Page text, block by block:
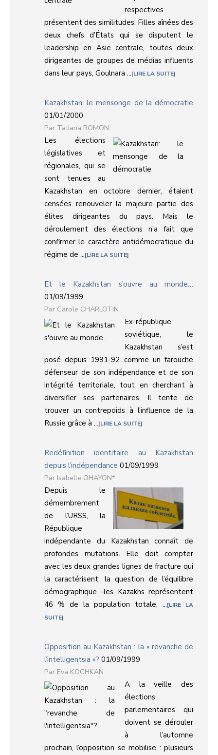
respectives
présentent des similitudes. Filles aînées des
deux chefs d’États qui se disputent le
leadership en Asie centrale, toutes deux
dirigeantes de groupes de médias influents
dans leur pays, Goulnara ... LIRE LA SUITE
Kazakhstan: le mensonge de la démocratie
01/01/2000
Tatiana ROMON
Les élections
législatives et
régionales, qui se
sont tenues au
Kazakhstan en octobre dernier, étaient
censées renouveler la majeure partie des
élites dirigeantes du pays. Mais le
déroulement des élections n’a fait que
confirmer le caractère antidémocratique du
régime de ... LIRE LA SUITE
Et le Kazakhstan s’ouvre au monde…
01/09/1999
Carole CHARLOTIN
Ex-république
soviétique, le
Kazakhstan s’est
posé depuis 1991-92 comme un farouche
défenseur de son indépendance et de son
intégrité territoriale, tout en cherchant à
diversifier ses partenaires. Il tente de
trouver un contrepoids à l’influence de la
Russie grâce à ... LIRE LA SUITE
Redéfinition identitaire au Kazakhstan
depuis l’indépendance 01/09/1999
Isabelle OHAYON*
Depuis le
démembrement
de l’URSS, la
République
indépendante du Kazakhstan connaît de
profondes mutations. Elle doit compter
avec les deux grandes lignes de fracture qui
la caractérisent: la question de l’équilibre
démographique -les Kazakhs représentent
46 % de la population totale, ... LIRE LA
SUITE
Opposition au Kazakhstan : la « revanche de
l’intelligentsia »? 01/09/1999
Eva KOCHKAN
A la veille des
élections
parlementaires qui
doivent se dérouler
à l’automne
prochain, l’opposition se mobilise : plusieurs